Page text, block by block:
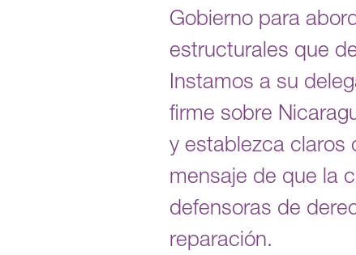
Gobierno para
estructurales que
Instamos a su
firme sobre
y establezca claros
mensaje de que la
defensoras de
reparación.